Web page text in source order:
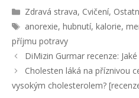
R
u
r
i
k
y
Zdravá strava, Cvičení,
Š
t
t
k
y
anorexie,hubnutí,kalorie,
příjmu potravy
N
a
i
DiMizin Gurmar recenze:
Cholesten láká na příznivou
vysokým cholesterolem?